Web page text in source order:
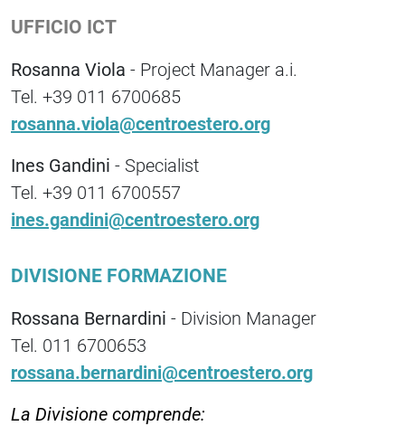
UFFICIO ICT
Rosanna Viola - Project Manager a.i.
Tel. +39 011 6700685
rosanna.viola@centroestero.org
Ines Gandini - Specialist
Tel. +39 011 6700557
ines.gandini@centroestero.org
DIVISIONE FORMAZIONE
Rossana Bernardini - Division Manager
Tel. 011 6700653
rossana.bernardini@centroestero.org
La Divisione comprende: